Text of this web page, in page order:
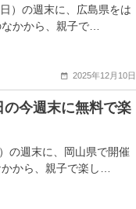
）の週末に、広島県をは
かから、親子で…
2025年12月10日
の今週末に無料で楽
の週末に、岡山県で開催
から、親子で楽し…